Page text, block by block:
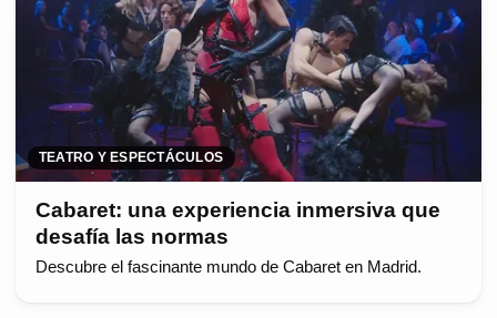
TEATRO Y ESPECTÁCULOS
Cabaret: una experiencia inmersiva que
desafía las normas
Descubre el fascinante mundo de Cabaret en Madrid.